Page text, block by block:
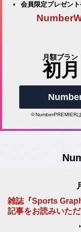
会員限定プレゼン
月額プラン
初月
※NumberPREMIER
雑誌『Sports
記事をお読みいた